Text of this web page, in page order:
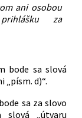
ani osobou
za
bode sa slová
„písm. d)“.
sa za slovo
slová „útvaru